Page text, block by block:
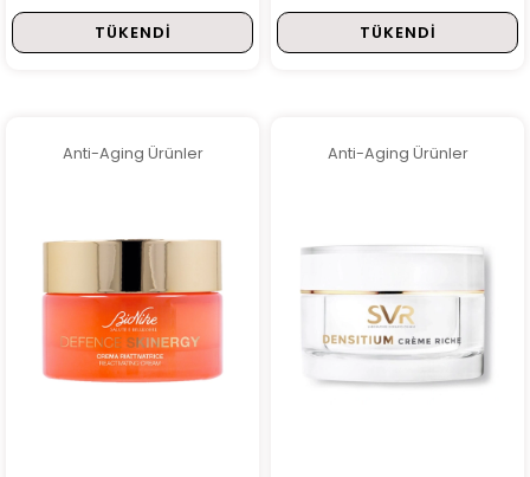
TÜKENDI
50 ml
TÜKENDI
Anti-Aging Ürünler Anti-Aging Ürünler